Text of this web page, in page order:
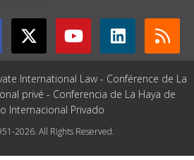
International Law - Conférence de La
privé - Conferencia de La Haya de
Internacional Privado
2026. All Rights Reserved.